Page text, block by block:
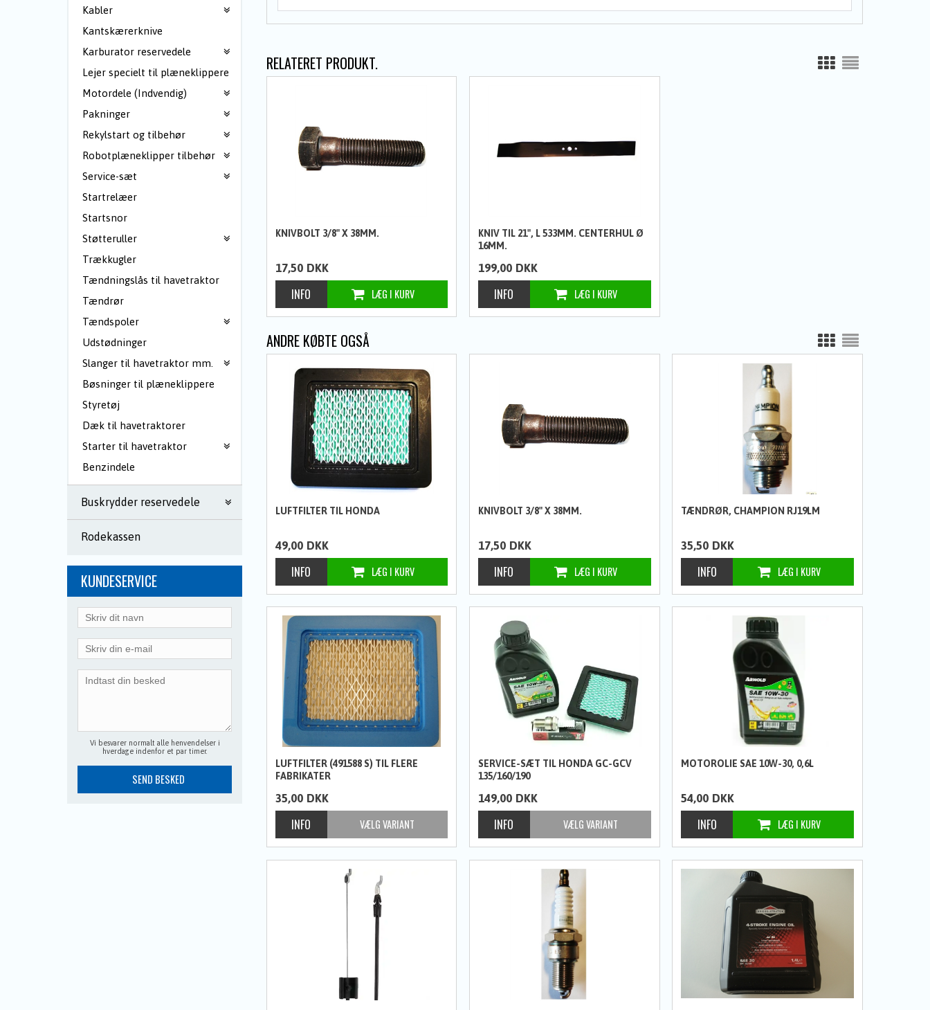
Kabler
Kantskærerknive
Karburator reservedele
Lejer specielt til plæneklippere
Motordele (Indvendig)
Pakninger
Rekylstart og tilbehør
Robotplæneklipper tilbehør
Service-sæt
Startrelæer
Startsnor
Støtteruller
Trækkugler
Tændningslås til havetraktor
Tændrør
Tændspoler
Udstødninger
Slanger til havetraktor mm.
Bøsninger til plæneklippere
Styretøj
Dæk til havetraktorer
Starter til havetraktor
Benzindele
Buskrydder reservedele
Rodekassen
KUNDESERVICE
Vi besvarer normalt alle henvendelser i
hverdage indenfor et par timer.
RELATERET PRODUKT.
KNIVBOLT 3/8" X 38MM.
17,50 DKK
KNIV TIL 21", L 533MM. CENTERHUL Ø
16MM.
199,00 DKK
ANDRE KØBTE OGSÅ
LUFTFILTER TIL HONDA
49,00 DKK
KNIVBOLT 3/8" X 38MM.
17,50 DKK
TÆNDRØR, CHAMPION RJ19LM
35,50 DKK
LUFTFILTER (491588 S) TIL FLERE
FABRIKATER
35,00 DKK
SERVICE-SÆT TIL HONDA GC-GCV
135/160/190
149,00 DKK
MOTOROLIE SAE 10W-30, 0,6L
54,00 DKK